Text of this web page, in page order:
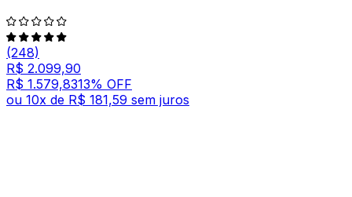
(248)
R$ 2.099,90
R$ 1.579,8313% OFF
ou 10x de R$ 181,59 sem juros